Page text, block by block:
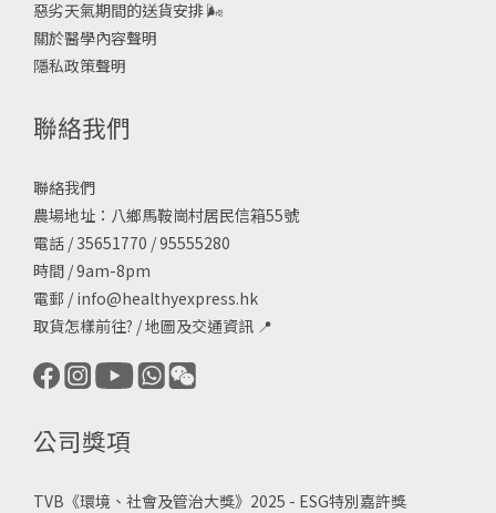
惡劣天氣期間的送貨安排🌬
關於醫學內容聲明
隱私政策聲明
聯絡我們
聯絡我們
農場地址：八鄉馬鞍崗村居民信箱55號
電話 / 35651770 / 95555280
時間 / 9am-8pm
電郵 / info@healthyexpress.hk
取貨怎樣前往? /地圖及交通資訊 📍
公司獎項
TVB《環境、社會及管治大獎》2025 - ESG特別嘉許獎